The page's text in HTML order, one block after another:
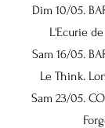
Dim 10/05.
L'Ecurie
Sam 16/05.
Le Think.
Sam 23/05.